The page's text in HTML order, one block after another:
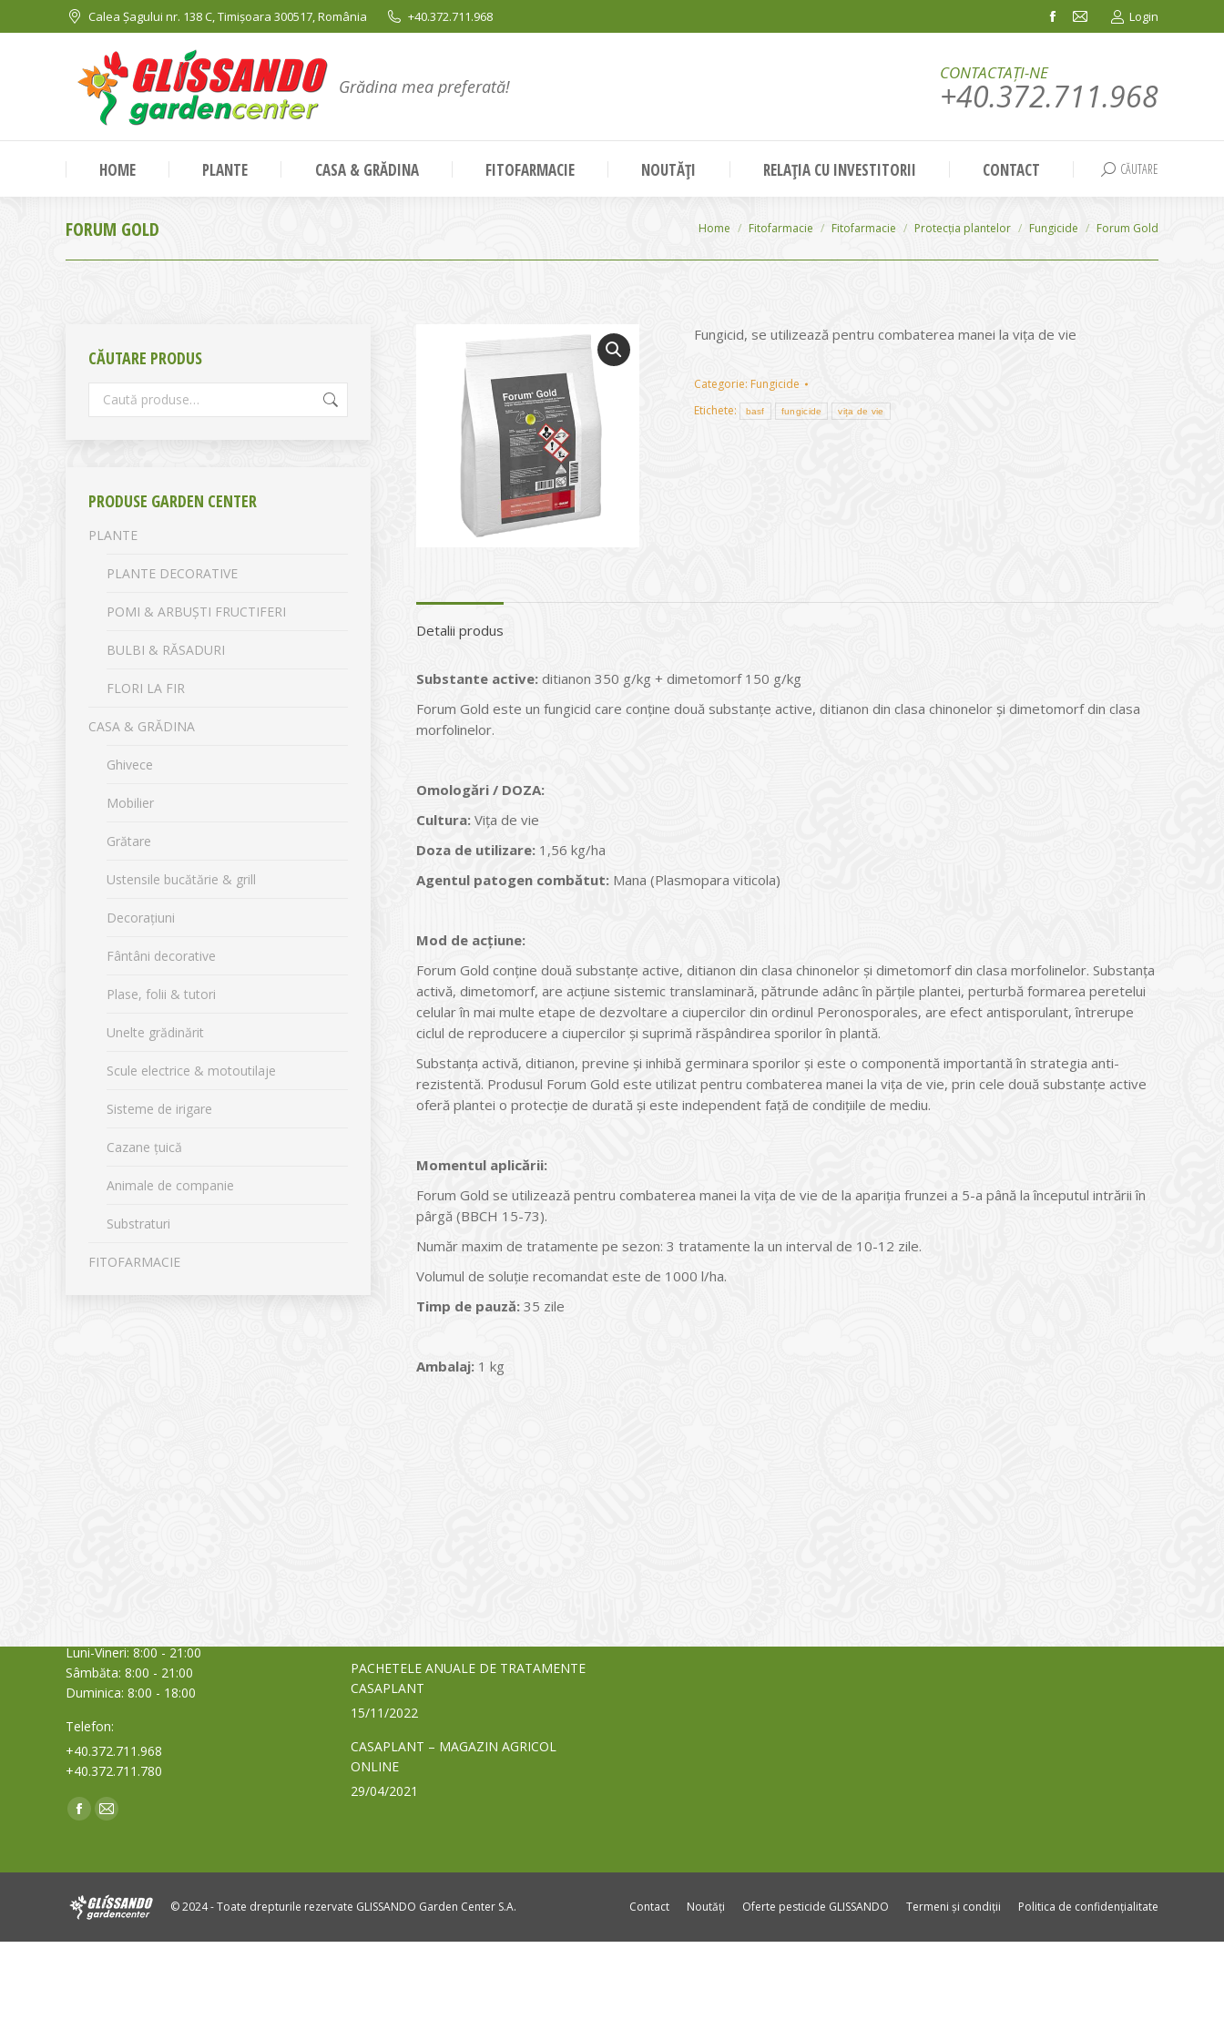
Calea Șagului nr. 138 C, Timișoara 300517, România +40.372.711.968
Facebook
in
window
Mail
in
window
Login
Grădina mea preferată!
CONTACTAȚI-NE
+40.372.711.968
HOME PLANTE CASA & GRĂDINA FITOFARMACIE NOUTĂȚI RELAȚIA CU INVESTITORII CONTACT Search:
CĂUTARE
FORUM GOLD You are here:
Home Fitofarmacie Fitofarmacie Protecția plantelor Fungicide Forum Gold
Fungicid, se utilizează pentru combaterea manei la vița de vie
Categorie: Fungicide
Etichete:
basf fungicide vița de vie
Detalii produs
Substante active: ditianon 350 g/kg + dimetomorf 150 g/kg
Forum Gold este un fungicid care conține două substanțe active, ditianon din clasa chinonelor şi dimetomorf din clasa
morfolinelor.
Omologări / DOZA:
Cultura: Viţa de vie
Doza de utilizare: 1,56 kg/ha
Agentul patogen combătut: Mana (Plasmopara viticola)
Mod de acţiune:
Forum Gold conține două substanțe active, ditianon din clasa chinonelor și dimetomorf din clasa morfolinelor. Substanța
activă, dimetomorf, are acțiune sistemic translaminară, pătrunde adânc în părțile plantei, perturbă formarea peretelui
celular în mai multe etape de dezvoltare a ciupercilor din ordinul Peronosporales, are efect antisporulant, întrerupe
ciclul de reproducere a ciupercilor și suprimă răspândirea sporilor în plantă.
Substanța activă, ditianon, previne și inhibă germinara sporilor și este o componentă importantă în strategia anti-
rezistentă. Produsul Forum Gold este utilizat pentru combaterea manei la vița de vie, prin cele două substanțe active
oferă plantei o protecție de durată și este independent față de condițiile de mediu.
Momentul aplicării:
Forum Gold se utilizează pentru combaterea manei la vița de vie de la apariția frunzei a 5-a până la începutul intrării în
pârgă (BBCH 15-73).
Număr maxim de tratamente pe sezon: 3 tratamente la un interval de 10-12 zile.
Volumul de soluţie recomandat este de 1000 l/ha.
Timp de pauză: 35 zile
Ambalaj: 1 kg
CĂUTARE PRODUS
PRODUSE GARDEN CENTER
PLANTE
PLANTE DECORATIVE
POMI & ARBUȘTI FRUCTIFERI
BULBI & RĂSADURI
FLORI LA FIR
CASA & GRĂDINA
Ghivece
Mobilier
Grătare
Ustensile bucătărie & grill
Decorațiuni
Fântâni decorative
Plase, folii & tutori
Unelte grădinărit
Scule electrice & motoutilaje
Sisteme de irigare
Cazane țuică
Animale de companie
Substraturi
FITOFARMACIE
Luni-Vineri: 8:00 - 21:00
Sâmbăta: 8:00 - 21:00
Duminica: 8:00 - 18:00
Telefon:
+40.372.711.968
+40.372.711.780
Find us on:
Facebook
new
Mail
new
PACHETELE ANUALE DE TRATAMENTE
CASAPLANT
15/11/2022
CASAPLANT – MAGAZIN AGRICOL
ONLINE
29/04/2021
© 2024 - Toate drepturile rezervate GLISSANDO Garden Center S.A. Contact Noutăți Oferte pesticide GLISSANDO Termeni și condiții Politica de confidențialitate